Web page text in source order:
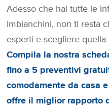
Adesso che hai tutte le
imbianchini, non ti resta
esperti e scegliere
Compila la nostra
fino a 5 preventivi
comodamente da casa
offre il miglior rapporto